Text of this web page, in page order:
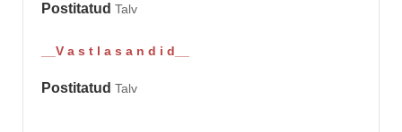
Postitatud Talv
__V a s t l a s a n d i d__
Postitatud Talv